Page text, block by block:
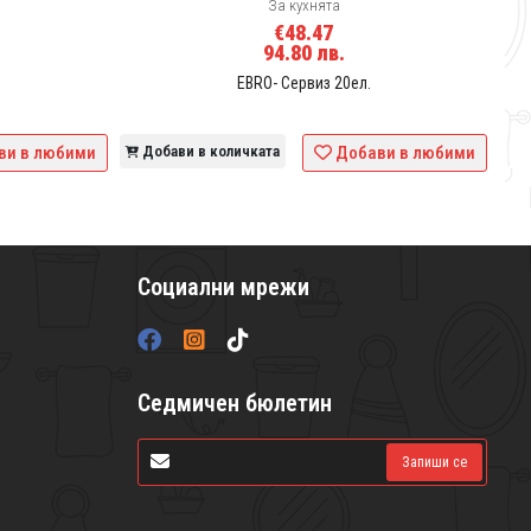
в любими
За кухнята
€48.47
94.80 лв.
EBRO- Сервиз 20ел.
Добави в количката Добави в любими
Социални мрежи
Седмичен бюлетин
Запиши се